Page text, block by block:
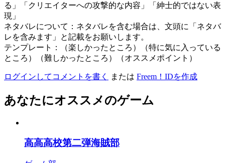
る」「クリエイターへの攻撃的な内容」「紳士的ではない表
現」
ネタバレについて：ネタバレを含む場合は、文頭に「ネタバ
レを含みます」と記載をお願いします。
テンプレート：（楽しかったところ）（特に気に入っている
ところ）（難しかったところ）（オススメポイント）
ログインしてコメントを書く または Freem！IDを作成
あなたにオススメのゲーム
高高高校第二弾海賊部